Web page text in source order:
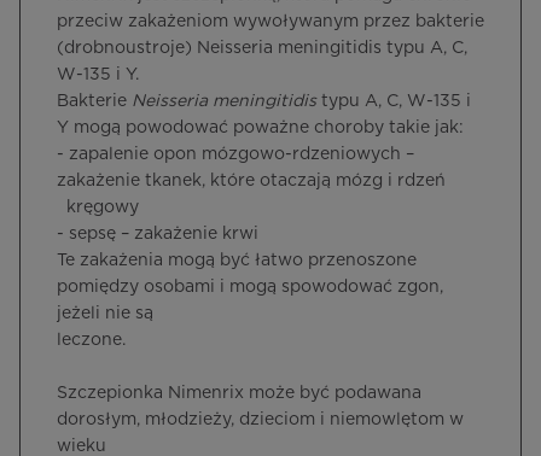
przeciw zakażeniom wywoływanym przez bakterie
(drobnoustroje) Neisseria meningitidis typu A, C,
W-135 i Y.
Bakterie Neisseria meningitidistypu A, C, W-135 i
Y mogą powodować poważne choroby takie jak:
- zapalenie opon mózgowo-rdzeniowych –
zakażenie tkanek, które otaczają mózg i rdzeń
kręgowy
- sepsę – zakażenie krwi
Te zakażenia mogą być łatwo przenoszone
pomiędzy osobami i mogą spowodować zgon,
jeżeli nie są
leczone.
Szczepionka Nimenrix może być podawana
dorosłym, młodzieży, dzieciom i niemowlętom w
wieku